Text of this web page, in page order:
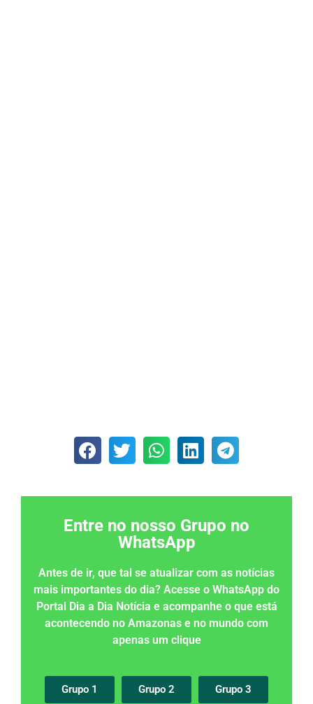
Entre no nosso Grupo no
WhatsApp
Antes de ir, que tal se atualizar com as notícias
mais importantes do dia? Acesse o WhatsApp do
Portal Dia a Dia Notícia e acompanhe o que está
acontecendo no Amazonas e no mundo com
apenas um clique
Grupo 1 Grupo 2 Grupo 3